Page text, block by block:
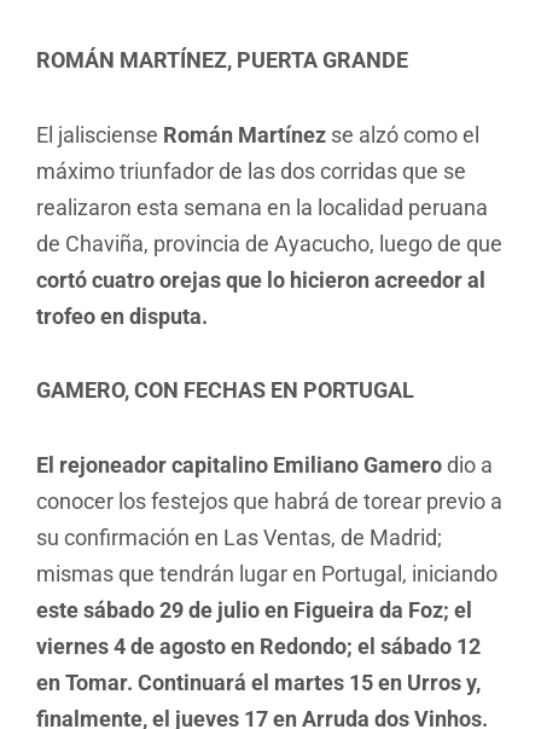
ROMÁN MARTÍNEZ, PUERTA GRANDE
El jalisciense Román Martínez se alzó como el
máximo triunfador de las dos corridas que se
realizaron esta semana en la localidad peruana
de Chaviña, provincia de Ayacucho, luego de que
cortó cuatro orejas que lo hicieron acreedor al
trofeo en disputa.
GAMERO, CON FECHAS EN PORTUGAL
El rejoneador capitalino Emiliano Gamerodio a
conocer los festejos que habrá de torear previo a
su confirmación en Las Ventas, de Madrid;
mismas que tendrán lugar en Portugal, iniciando
este sábado 29 de julio en Figueira da Foz; el
viernes 4 de agosto en Redondo; el sábado 12
en Tomar. Continuará el martes 15 en Urros y,
finalmente, el jueves 17 en Arruda dos Vinhos.